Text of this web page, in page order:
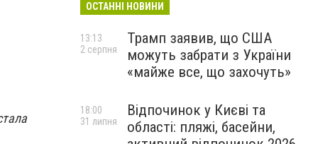
ОСТАННІ НОВИНИ
Трамп заявив, що США
можуть забрати з України
«майже все, що захочуть»
13:13
2 серпня
Відпочинок у Києві та
області: пляжі, басейни,
18:00
31 липня